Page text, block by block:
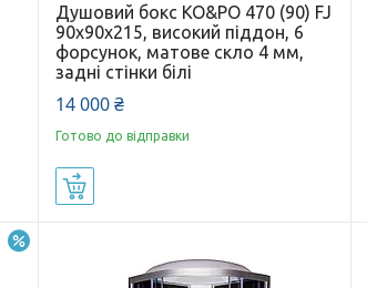
Душовий бокс KO&PO 470 (90) FJ
90х90х215, високий піддон, 6
форсунок, матове скло 4 мм,
задні стінки білі
14 000 ₴
Готово до відправки